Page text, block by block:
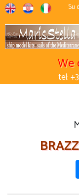
Su
We
tel: